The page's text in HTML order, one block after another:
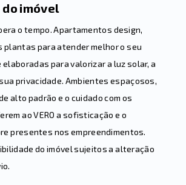
imóvel
o tempo. Apartamentos design,
plantas para atender melhor o seu
elaboradas para valorizar a luz solar, a
privacidade. Ambientes espaçosos,
alto padrão e o cuidado com os
ao VERO a sofisticação e o
presentes nos empreendimentos.
do imóvel sujeitos a alteração